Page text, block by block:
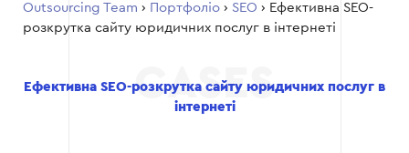
Outsourcing Team › Портфоліо › SEO › Ефективна SEO-
розкрутка сайту юридичних послуг в інтернеті
Ефективна SEO-розкрутка сайту юридичних послуг в
інтернеті